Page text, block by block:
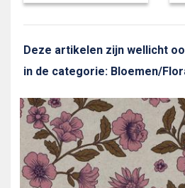
Deze artikelen zijn wellicht
in de categorie: Bloemen/